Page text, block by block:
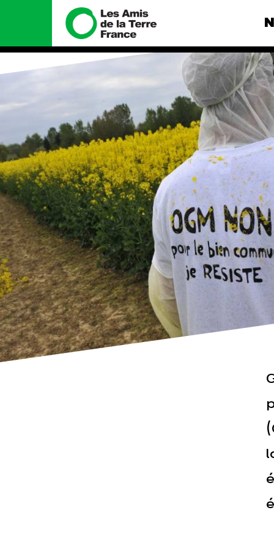
Manifeste
Missions et méthodes
Valeurs
Équipes et
fonctionnement
Le réseau dans le monde
Nos alliés
Je soutiens les Amis de la
Terre
Nos
Total, rendez-
tribunal
Gaz « naturel
enfumage
Mode : une
destructrice
Gaz au
violence
Nos autres
Espace